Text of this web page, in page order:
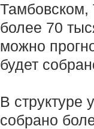
Тамбовском,
более 70
можно
будет
В структуре
собрано